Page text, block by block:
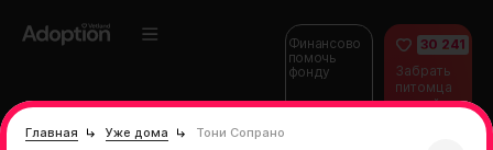
Финансово
помочь
фонду
30 241
Забрать
питомца
домой
Главная Уже дома Тони Сопрано